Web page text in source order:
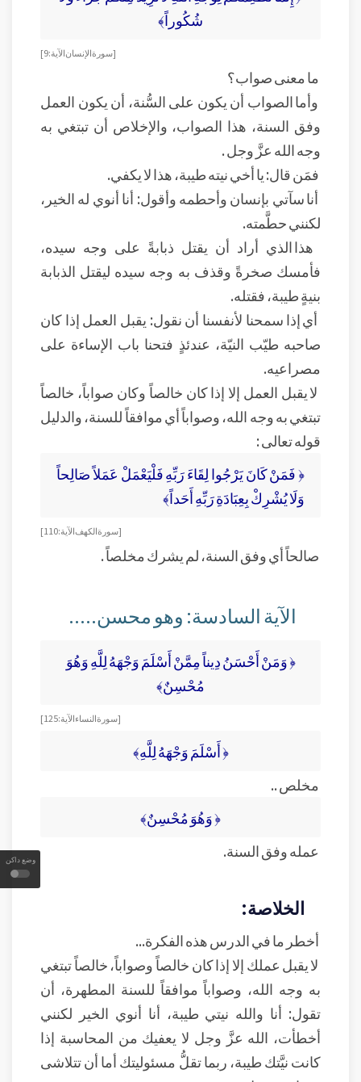
وضع داكن
شُكُوراً﴾
[ سورة الإنسان الآية: 9 ]
ما معنى صواب؟
وأما الصواب أن يكون على السُّنة، أن يكون العمل
وفق السنة، هذا الصواب، والإخلاص أن تبتغي به
وجه الله عزَّ وجل .
فمَن قال: يا أخي نيته طيبة، هذا لا يكفي.
أنا سآتي بإنسان وأحطمه وأقول: أنا أنوي له الخير،
لكنني حطَّمته.
هذا الذي أراد أن يقتل ذبابةً على وجه سيده،
فأمسك صخرةً وقذف به وجه سيده ليقتل الذبابة
بنيةٍ طيبة، فقتله.
أي إذا سمحنا لأنفسنا أن نقول: يقبل العمل إذا كان
صاحبه طيّب النيّة، عندئذٍ فتحنا باب الإساءة على
مصراعيه.
لا يقبل العمل إلا إذا كان خالصاً وكان صواباً، خالصاً
تبتغي به وجه الله، وصواباً أي موافقاً للسنة، والدليل
قوله تعالى :
﴿ فَمَنْ كَانَ يَرْجُوا لِقَاءَ رَبِّهِ فَلْيَعْمَلْ عَمَلاً صَالِحاً
وَلَا يُشْرِكْ بِعِبَادَةِ رَبِّهِ أَحَداً﴾
[ سورة الكهف الآية: 110]
صالحاً أي وفق السنة، لم يشرك مخلصاً .
الآية السادسة: وهو محسن.....
﴿ وَمَنْ أَحْسَنُ دِيناً مِمَّنْ أَسْلَمَ وَجْهَهُ لِلَّهِ وَهُوَ
مُحْسِنٌ﴾
[ سورة النساء الآية: 125]
﴿ أَسْلَمَ وَجْهَهُ لِلَّهِ﴾
مخلص ..
﴿ وَهُوَ مُحْسِنٌ﴾
عمله وفق السنة.
الخلاصة:
أخطر ما في الدرس هذه الفكرة...
لا يقبل عملك إلا إذا كان خالصاً وصواباً، خالصاً تبتغي
به وجه الله، وصواباً موافقاً للسنة المطهرة، أن
تقول: أنا والله نيتي طيبة، أنا أنوي الخير لكنني
أخطأت، الله عزَّ وجل لا يعفيك من المحاسبة إذا
كانت نيَّتك طيبة، ربما تقلُّ مسئوليتك أما أن تتلاشى